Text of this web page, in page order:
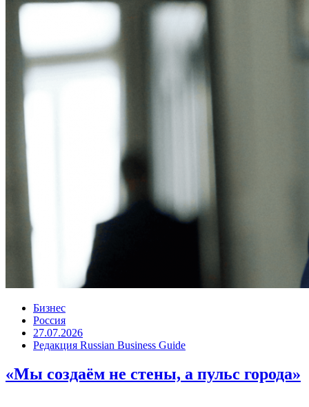
Бизнес
Россия
27.07.2026
Редакция Russian Business Guide
«Мы создаём не стены, а пульс города»